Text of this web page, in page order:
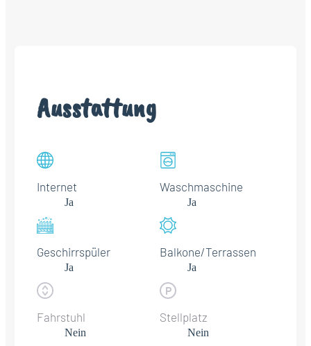
Ausstattung
Internet
Ja
Waschmaschine
Ja
Geschirrspüler
Ja
Balkone/Terrassen
Ja
Fahrstuhl
Nein
Stellplatz
Nein